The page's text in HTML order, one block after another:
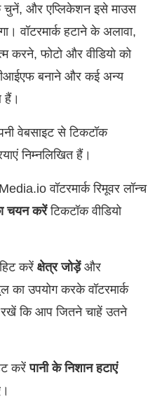
चुनें, और एप्लिकेशन इसे माउस
वॉटरमार्क हटाने के अलावा,
करने, फोटो और वीडियो को
बनाने और कई अन्य
हैं।
वेबसाइट से टिकटॉक
निम्नलिखित हैं।
वॉटरमार्क रिमूवर लॉन्च
चयन करेंटिकटॉक वीडियो
करें क्षेत्र जोड़ेंऔर
का उपयोग करके वॉटरमार्क
रखें कि आप जितने चाहें उतने
करेंपानी के निशान हटाएं